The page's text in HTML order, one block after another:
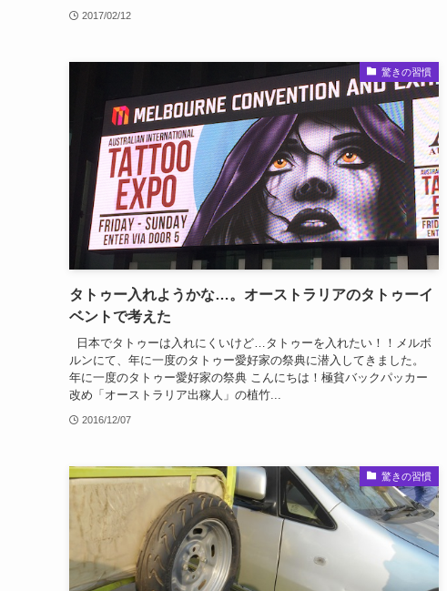
2017/02/12
驚きの習慣
タトゥー入れようかな…。オーストラリアのタトゥーイ
ベントで考えた
日本でタトゥーは入れにくいけど…タトゥーを入れたい！！メルボ
ルンにて、年に一度のタトゥー愛好家の祭典に潜入してきました。
年に一度のタトゥー愛好家の祭典 こんにちは！極貧バックパッカー
改め「オーストラリア出稼人」の植竹...
2016/12/07
驚きの習慣